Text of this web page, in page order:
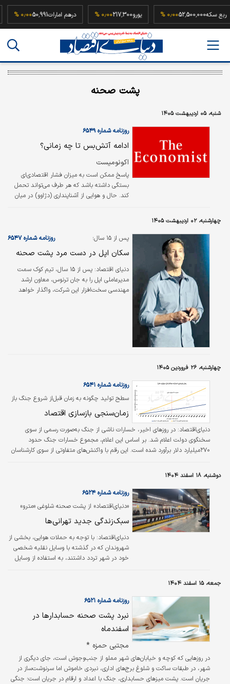
ربع سکه52,500,000 یورو217,300 درهم امارات50,991
پشت صحنه
شنبه، ۰۵ اردیبهشت ۱۴۰۵
روزنامه شماره ۶۵۴۹
ادامه آتش‌بس تا چه زمانی؟
اکونومیست
پاسخ ممکن است به میزان فشار اقتصادی‌ای
بستگی داشته باشد که هر طرف می‌تواند تحمل
کند. حال و هوایی از آشناپنداری (دژاوو) در میان
دوباره.
چهارشنبه، ۰۲ اردیبهشت ۱۴۰۵
پس از ۱۵ سال؛ روزنامه شماره ۶۵۴۷
سکان اپل در دست مرد پشت صحنه
دنیای اقتصاد: پس از ۱۵ سال، تیم کوک سمت
مدیرعاملی اپل را به جان ترنوس، معاون ارشد
مهندسی سخت‌افزار این شرکت، واگذار خواهد
چهارشنبه، ۲۶ فروردین ۱۴۰۵
سطح تولید چگونه به زمان قبل‌از شروع جنگ باز
می‌گردد؟
روزنامه شماره ۶۵۴۱
زمان‌سنجی بازسازی اقتصاد
دنیای‌‌‌‌‌‌‌‌اقتصاد: در روزهای اخیر، خسارات ناشی از جنگ به‌صورت رسمی از سوی
سخنگوی دولت اعلام شد. بر اساس این اعلام، مجموع خسارات جنگ حدود
۲۷۰‌میلیارد دلار برآورد شده است. این رقم با واکنش‌های متفاوتی از سوی کارشناسان
کردند، در حالی‌ که گروهی دیگر با لحاظ کردن هزینه‌های عدم‌النفع، از جمله
هزینه‌های بازسازی و تولید از دست‌رفته، معتقد بودند خسارات واقعی می‌تواند بیش
از این مقدار باشد. روزنامه «دنیای اقتصاد» با استفاده از داده‌های اقتصادی،…
دوشنبه، ۱۸ اسفند ۱۴۰۴
«دنیای‏‏‏‏‏‏‏‌اقتصاد» از پشت صحنه شلوغی «مترو»
گزارش می‌دهد
روزنامه شماره ۶۵۲۴
سبک‌زندگی جدید تهرانی‌ها
دنیای‌‌‌‌‌‌‌‌اقتصاد: با توجه به حملات هوایی، بخشی از
شهروندان که در گذشته با وسایل نقلیه شخصی
خود در شهر تردد داشتند، به استفاده از وسایل
جابه‏‏‏‏‏‏‏‌جایی شهروندان قرار گیرد.
جمعه، ۱۵ اسفند ۱۴۰۴
روزنامه شماره ۶۵۲۱
نبرد پشت صحنه حسابدارها در
اسفندماه
مجتبی حمزه *
در روزهایی که کوچه و خیابان‌های شهر مملو از جنب‌وجوش است، جای دیگری از
شهر، در طبقات ساکت و شلوغ برج‌های اداری، نبردی خاموش اما سرنوشت‌ساز در
جریان است. پشت میزهای حسابداری، جنگ با اعداد و ارقام در جریان است؛ جنگی